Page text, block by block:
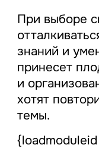
При выборе
знаний и
принесет
и
хотят
темы.